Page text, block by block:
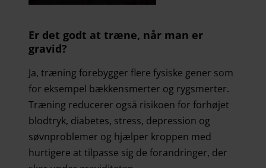
Er det godt at træne, når man er
gravid?
Ja, træning forebygger flere fysiske gener som
for eksempel bækkensmerter og rygsmerter.
Træning reducerer også risikoen for forhøjet
blodtryk, diabetes, stress, depression og
søvnproblemer og hjælper kroppen med
hurtigere at tilpasse sig de forandringer, der